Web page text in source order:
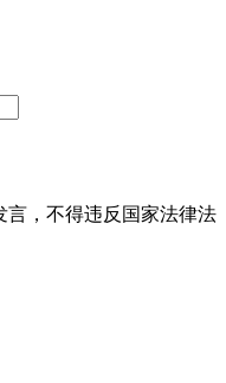
言，不得违反国家法律法